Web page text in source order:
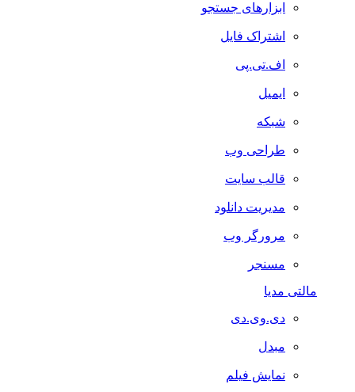
ابزارهای جستجو
اشتراک فایل
اف.تی.پی
ایمیل
شبکه
طراحی وب
قالب سایت
مدیریت دانلود
مرورگر وب
مسنجر
مالتی مدیا
دی.وی.دی
مبدل
نمایش فیلم